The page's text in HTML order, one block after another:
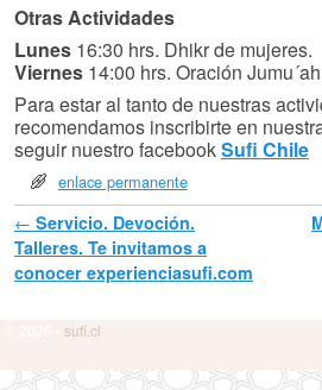
Otras Actividades
Lunes 16:30 hrs. Dhikr de mujeres.
Viernes 14:00 hrs. Oración
Para estar al tanto de nuestras
recomendamos inscribirte en
seguir nuestro facebookSufi Chile
enlace permanente
Navegador de artículos
← Servicio. Devoción.
Talleres. Te invitamos a
conocer experienciasufi.com
sufi.cl